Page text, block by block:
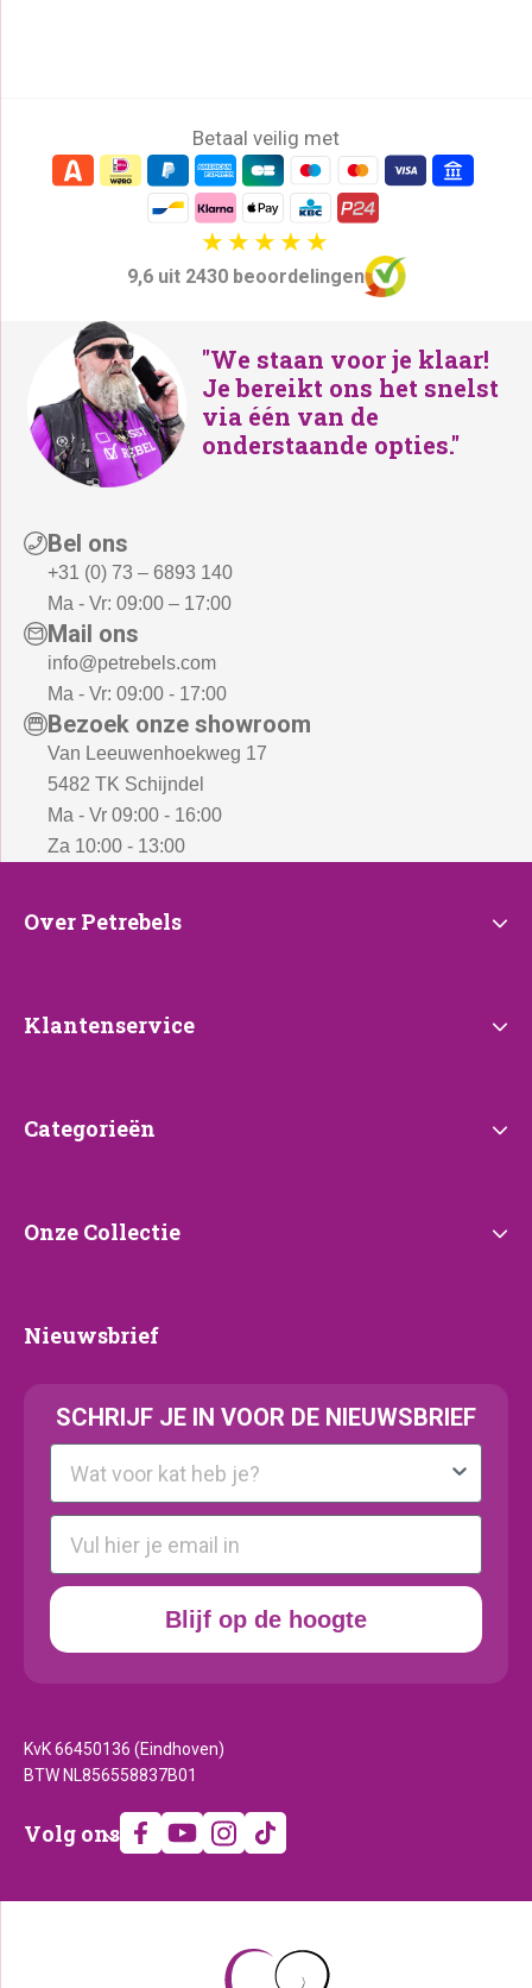
Betaal veilig met
9,6 uit 2430 beoordelingen
"We staan voor je klaar!
Je bereikt ons het snelst
via één van de
onderstaande opties."
Bel ons
+31 (0) 73 – 6893 140
Ma - Vr: 09:00 – 17:00
Mail ons
info@petrebels.com
Ma - Vr: 09:00 - 17:00
Bezoek onze showroom
Van Leeuwenhoekweg 17
5482 TK Schijndel
Ma - Vr 09:00 - 16:00
Za 10:00 - 13:00
Over
Over Petrebels
Klantenservice
Klantenservice
Categorieën
Categorieën
Onze
Onze Collectie
Nieuwsbrief
Nieuwsbrief
SCHRIJF JE IN VOOR DE NIEUWSBRIEF
Kattenras
E-mail
Blijf op de hoogte
KvK 66450136 (Eindhoven)
BTW NL856558837B01
Volg
Volg ons